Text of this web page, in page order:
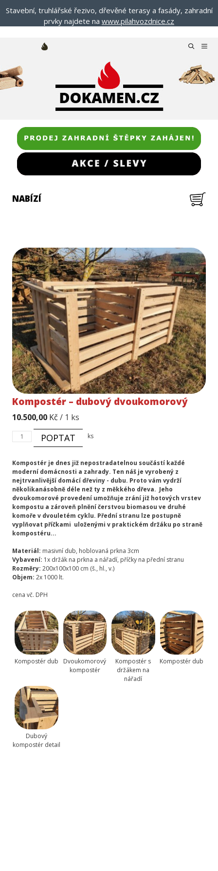
naStavební, truhlářské řezivo, dřevěné terasy a fasády, zahradní
prvky najdete na www.pilahvozdnice.cz
Menu
NABÍZÍ
Kompostér – dubový dvoukomorový
10.500,00 Kč / 1 ks
Kompostér
-
dvoukomorový
množství
ks
POPTAT
Kompostér je dnes již nepostradatelnou součástí každé
moderní domácnosti a zahrady. Ten náš je vyrobený z
nejtrvanlivější domácí dřeviny - dubu. Proto vám vydrží
několikanásobně déle než ty z měkkého dřeva. Jeho
dvoukomorové provedení umožňuje zrání již hotových vrstev
kompostu a zároveň plnění čerstvou biomasou ve druhé
komoře v dvouletém cyklu. Přední stranu lze postupně
vyplňovat příčkami uloženými v praktickém držáku po straně
kompostéru...
Materiál: masivní dub, hoblovaná prkna 3cm
Vybavení: 1x držák na prkna a nářadí, příčky na přední stranu
Rozměry: 200x100x100 cm (š., hl., v.)
Objem: 2x 1000 lt.
cena vč. DPH
Kompostér dub
Dvoukomorový
kompostér
Kompostér s
držákem na
nářadí
Kompostér dub
Dubový
kompostér detail